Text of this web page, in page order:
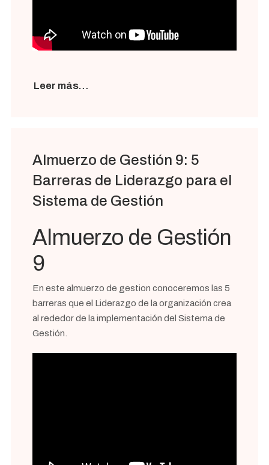
Leer más…
Almuerzo de Gestión 9: 5
Barreras de Liderazgo para el
Sistema de Gestión
Almuerzo de Gestión
9
En este almuerzo de gestion conoceremos las 5
barreras que el Liderazgo de la organización crea
al rededor de la implementación del Sistema de
Gestión.